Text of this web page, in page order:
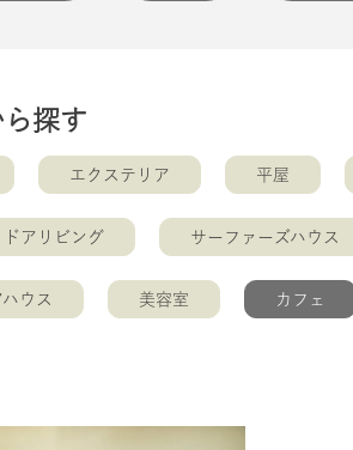
探す
エクステリア 平屋
ドアリビング サーファーズハウス
ウス 美容室 カフェ